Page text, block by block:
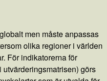
men måste anpassas
olika regioner i världen
För indikatorerna för
görs